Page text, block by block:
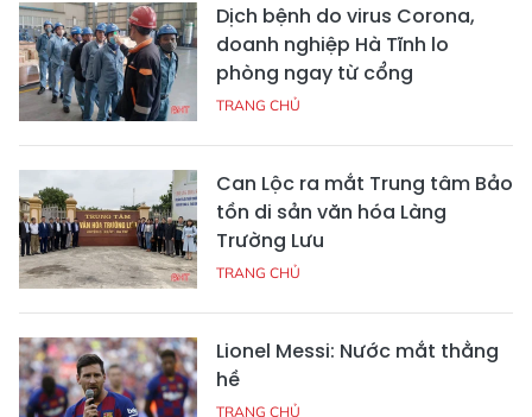
Dịch bệnh do virus Corona,
doanh nghiệp Hà Tĩnh lo
phòng ngay từ cổng
TRANG CHỦ
Can Lộc ra mắt Trung tâm Bảo
tồn di sản văn hóa Làng
Trường Lưu
TRANG CHỦ
Lionel Messi: Nước mắt thằng
hề
TRANG CHỦ